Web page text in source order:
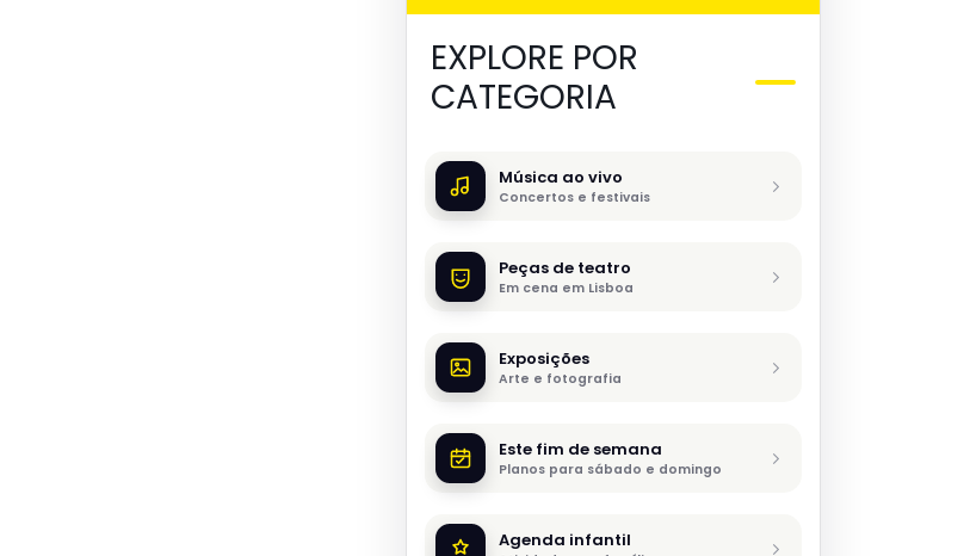
EXPLORE POR
CATEGORIA
Música ao vivo
Concertos e festivais
Peças de teatro
Em cena em Lisboa
Exposições
Arte e fotografia
Este fim de semana
Planos para sábado e domingo
Agenda infantil